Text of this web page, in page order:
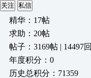
关注 私信
精华：17帖
求助：20帖
帖子：3169帖 | 14497回
年度积分：0
历史总积分：71359